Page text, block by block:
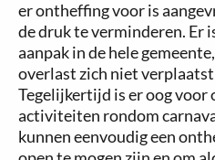
er ontheffing voor is
de druk te verminderen. Er
aanpak in de hele
overlast zich niet
Tegelijkertijd is er oog voor
activiteiten rondom
kunnen eenvoudig een